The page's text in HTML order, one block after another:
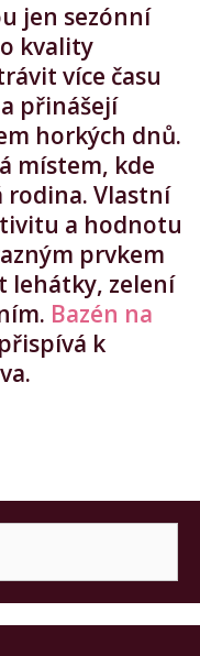
jen sezónní
kvality
více času
přinášejí
horkých dnů.
místem, kde
rodina. Vlastní
a hodnotu
prvkem
lehátky, zelení
Bazén na
k